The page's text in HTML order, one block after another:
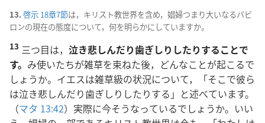
13.啓示 18章7節は，キリスト教世界を含め，娼婦つまり大いなるバビ
ロンの現在の態度について，何を明らかにしていますか。
13 三つ目は， 泣き悲しんだり歯ぎしりしたりすることで
す。 み使いたちが雑草を束ねた後，どんなことが起こるで
しょうか。イエスは雑草級の状況について，「そこで彼ら
は泣き悲しんだり歯ぎしりしたりする」と述べています。
（マタ 13:42）実際に今そうなっているでしょうか。いい